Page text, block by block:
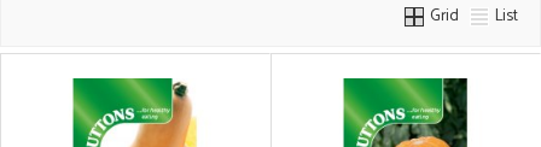
Grid List